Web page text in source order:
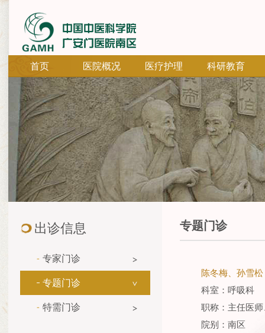
首页 医院概况 医疗护理 科研教育
出诊信息
专家门诊
专题门诊
特需门诊
专题门诊
陈冬梅、孙雪松
科室：呼吸科
职称：主任医
院别：南区